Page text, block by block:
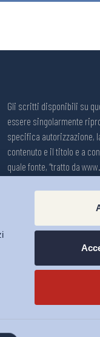
Gli scritti disponibili su
essere singolarmente
specifica autorizzazione,
contenuto e il titolo e a
quale fonte, “tratto da
Registrazione n.1609, 11
Direttore responsabile:
University Press: Lavinia